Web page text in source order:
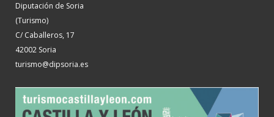
Diputación de Soria
(Turismo)
C/ Caballeros, 17
42002 Soria
turismo@dipsoria.es